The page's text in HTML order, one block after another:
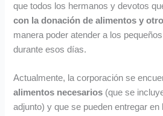
que todos los hermanos y devotos
con la donación de alimentos y
manera poder atender a los
durante esos días.
Actualmente, la corporación se
alimentos necesarios (que se
adjunto) y que se pueden entregar